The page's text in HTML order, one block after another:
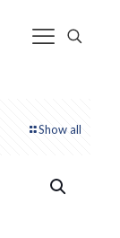
Show all